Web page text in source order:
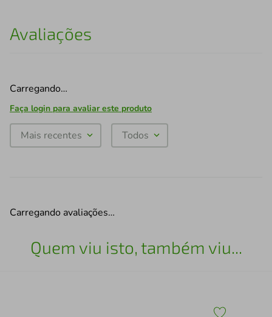
Avaliações
Carregando…
Faça login para avaliar este produto
Mais recentes Todos
Carregando avaliações…
Quem viu isto, também viu...